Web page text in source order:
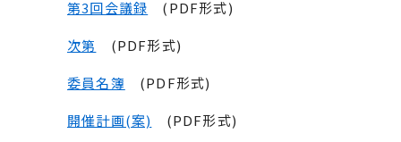
第3回会議録 (PDF形式)
次第
(PDF形式)
委員名簿 (PDF形式)
開催計画(案)
(PDF形式)